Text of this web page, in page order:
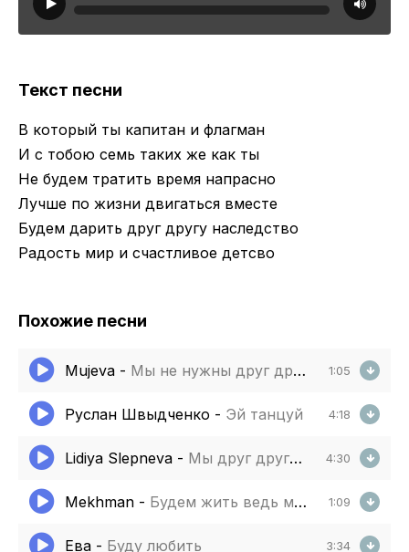
Текст песни
В который ты капитан и флагман
И с тобою семь таких же как ты
Не будем тратить время напрасно
Лучше по жизни двигаться вместе
Будем дарить друг другу наследство
Радость мир и счастливое детсво
Похожие песни
Mujeva - Мы не нужны друг другу такими какие есть 1:05
Руслан Швыдченко - Эй танцуй 4:18
Lidiya Slepneva - Мы друг другу не бывшие 4:30
Mekhman - Будем жить ведь мы будем жить 1:09
Ева - Буду любить 3:34